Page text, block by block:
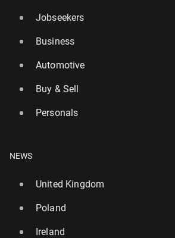
Jobseekers
Business
Automotive
Buy & Sell
Personals
NEWS
United Kingdom
Poland
Ireland